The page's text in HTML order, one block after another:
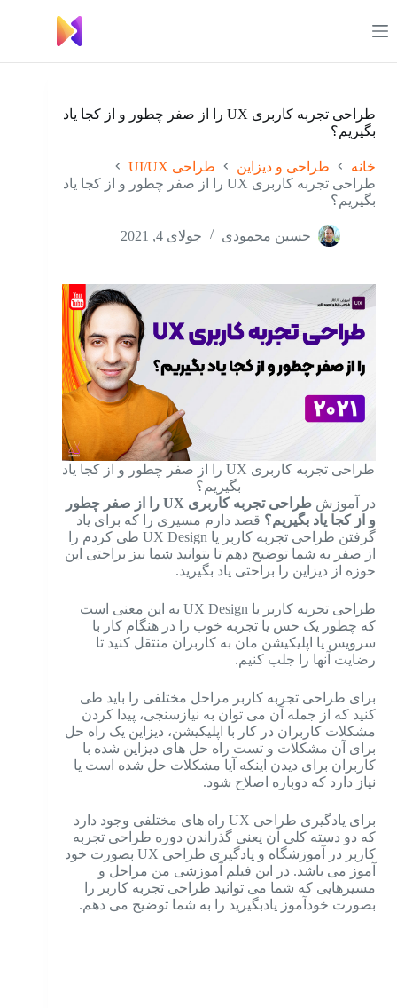
به
محتوا
طراحی تجربه کاربری UX را از صفر چطور و از کجا یاد
بگیریم؟
خانه طراحی و دیزاین
طراحی UI/UX
طراحی تجربه کاربری UX را از صفر چطور و از کجا یاد
بگیریم؟
حسین محمودی جولای 4, 2021
طراحی تجربه کاربری UX را از صفر چطور و از کجا یاد
بگیریم؟
در آموزش
طراحی تجربه کاربری UX را از صفر چطور
و از کجا یاد بگیریم؟ قصد دارم مسیری را که برای یاد
گرفتن طراحی تجربه کاربر یا UX Design طی کردم را
از صفر به شما توضیح دهم تا بتوانید شما نیز براحتی این
حوزه از دیزاین را براحتی یاد بگیرید.
طراحی تجربه کاربر یا UX Design به این معنی است
که چطور یک حس یا تجربه خوب را در هنگام کار با
سرویس یا اپلیکیشن مان به کاربران منتقل کنید تا
رضایت آنها را جلب کنیم.
برای طراحی تجربه کاربر مراحل مختلفی را باید طی
کنید که از جمله آن می توان به نیازسنجی، پیدا کردن
مشکلات کاربران در کار با اپلیکیشن، دیزاین یک راه حل
برای آن مشکلات و تست راه حل های دیزاین شده با
کاربران برای دیدن اینکه آیا مشکلات حل شده است یا
نیاز دارد که دوباره اصلاح شود.
برای یادگیری طراحی UX راه های مختلفی وجود دارد
که دو دسته کلی آن یعنی گذراندن دوره طراحی تجربه
کاربر در آموزشگاه و یادگیری طراحی UX بصورت خود
آموز می باشد. در این فیلم آموزشی من مراحل و
مسیرهایی که شما می توانید طراحی تجربه کاربر را
بصورت خودآموز یادبگیرید را به شما توضیح می دهم.